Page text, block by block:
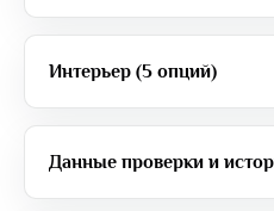
Интерьер (5 опций)
Данные проверки и